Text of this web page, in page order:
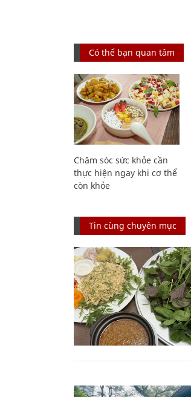
Có thể bạn quan tâm
Chăm sóc sức khỏe cần
thực hiện ngay khi cơ thể
còn khỏe
Tin cùng chuyên mục